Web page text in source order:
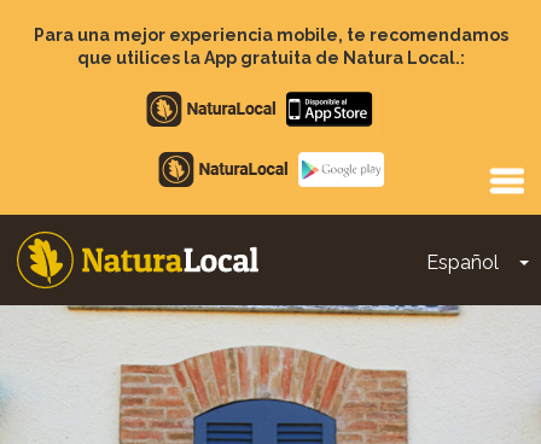
contenido
Para una mejor experiencia mobile, te recomendamos
que utilices la App gratuita de Natura Local.:
Apple
store
Google
Play
Español
Main
navigation